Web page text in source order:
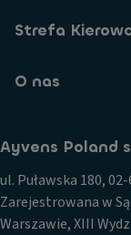
Strefa
O nas
Ayvens Poland
ul. Puławska 180,
Zarejestrowana w
Warszawie, XIII